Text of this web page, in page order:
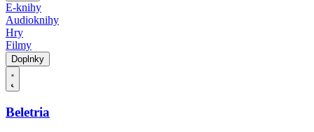
E-knihy
Audioknihy
Hry
Filmy
Doplnky
Beletria